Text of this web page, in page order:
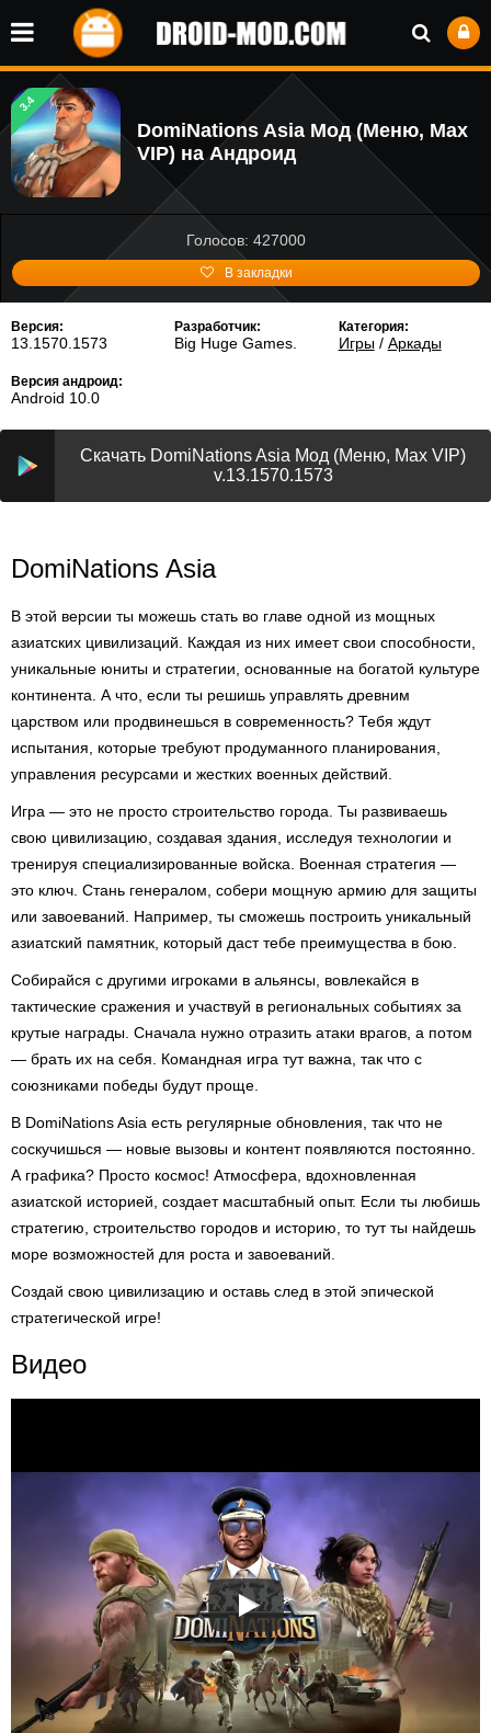
3.4
DomiNations Asia Мод (Меню, Max
VIP) на Андроид
Голосов: 427000
В закладки
Версия:
13.1570.1573
Разработчик:
Big Huge Games.
Категория:
Игры/ Аркады
Версия андроид:
Android 10.0
Скачать DomiNations Asia Мод (Меню, Max VIP)
v.13.1570.1573
DomiNations Asia
В этой версии ты можешь стать во главе одной из мощных
азиатских цивилизаций. Каждая из них имеет свои способности,
уникальные юниты и стратегии, основанные на богатой культуре
континента. А что, если ты решишь управлять древним
царством или продвинешься в современность? Тебя ждут
испытания, которые требуют продуманного планирования,
управления ресурсами и жестких военных действий.
Игра — это не просто строительство города. Ты развиваешь
свою цивилизацию, создавая здания, исследуя технологии и
тренируя специализированные войска. Военная стратегия —
это ключ. Стань генералом, собери мощную армию для защиты
или завоеваний. Например, ты сможешь построить уникальный
азиатский памятник, который даст тебе преимущества в бою.
Собирайся с другими игроками в альянсы, вовлекайся в
тактические сражения и участвуй в региональных событиях за
крутые награды. Сначала нужно отразить атаки врагов, а потом
— брать их на себя. Командная игра тут важна, так что с
союзниками победы будут проще.
В DomiNations Asia есть регулярные обновления, так что не
соскучишься — новые вызовы и контент появляются постоянно.
А графика? Просто космос! Атмосфера, вдохновленная
азиатской историей, создает масштабный опыт. Если ты любишь
стратегию, строительство городов и историю, то тут ты найдешь
море возможностей для роста и завоеваний.
Создай свою цивилизацию и оставь след в этой эпической
стратегической игре!
Видео